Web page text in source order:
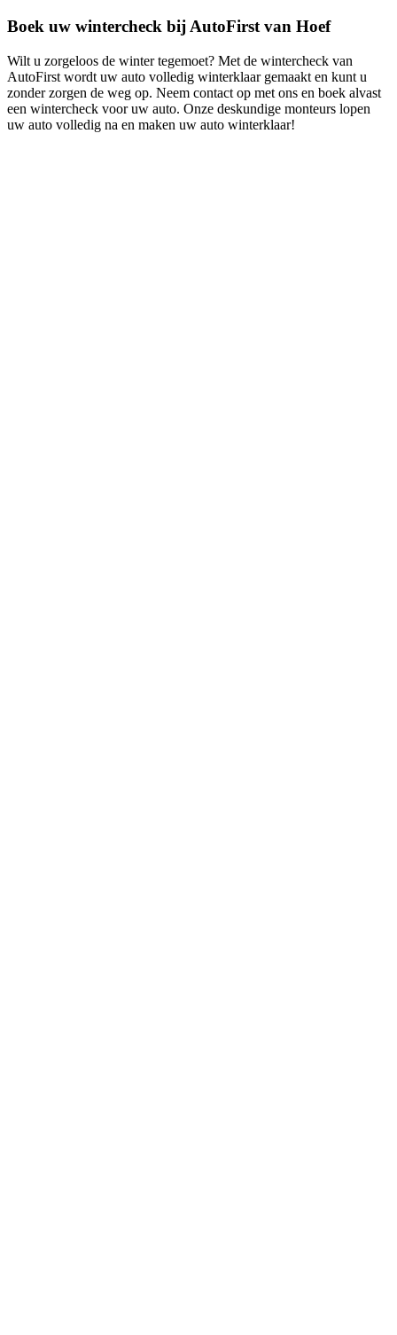
Boek uw wintercheck bij AutoFirst van Hoef
Wilt u zorgeloos de winter tegemoet? Met de wintercheck van
AutoFirst wordt uw auto volledig winterklaar gemaakt en kunt u
zonder zorgen de weg op. Neem contact op met ons en boek alvast
een wintercheck voor uw auto. Onze deskundige monteurs lopen
uw auto volledig na en maken uw auto winterklaar!